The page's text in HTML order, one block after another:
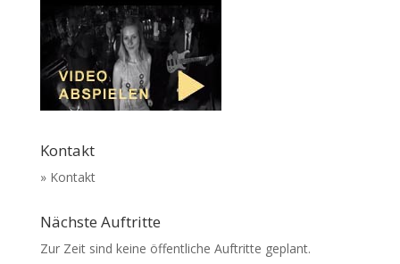
Kontakt
» Kontakt
Nächste Auftritte
Zur Zeit sind keine öffentliche Auftritte geplant.